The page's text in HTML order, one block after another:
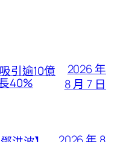
引逾10億
40%
2026 年
8 月 7 日